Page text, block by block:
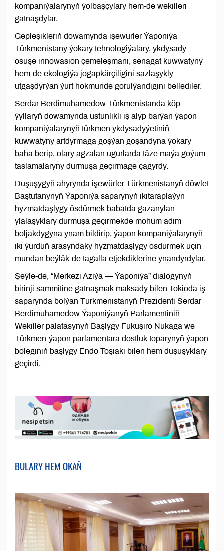
kompaniýalarynyň ýolbaşçylary hem-de wekilleri
gatnaşdylar.
Gepleşikleriň dowamynda işewürler Ýaponiýa
Türkmenistany ýokary tehnologiýalary, ykdysady
ösüşe innowasion çemeleşmäni, senagat kuwwatyny
hem-de ekologiýa jogapkärçiligini sazlaşykly
utgaşdyrýan ýurt hökmünde görülýändigini bellediler.
Serdar Berdimuhamedow Türkmenistanda köp
ýyllaryň dowamynda üstünlikli iş alyp barýan ýapon
kompaniýalarynyň türkmen ykdysadyýetiniň
kuwwatyny artdyrmaga goşýan goşandyna ýokary
baha berip, olary agzalan ugurlarda täze maýa goýum
taslamalaryny durmuşa geçirmäge çagyrdy.
Duşuşygyň ahyrynda işewürler Türkmenistanyň döwlet
Baştutanynyň Ýaponiýa saparynyň ikitaraplaýyn
hyzmatdaşlygy ösdürmek babatda gazanylan
ylalaşyklary durmuşa geçirmekde möhüm ädim
boljakdygyna ynam bildirip, ýapon kompaniýalarynyň
iki ýurduň arasyndaky hyzmatdaşlygy ösdürmek üçin
mundan beýläk-de tagalla etjekdiklerine ynandyrdylar.
Şeýle-de, “Merkezi Aziýa — Ýaponiýa” dialogynyň
birinji sammitine gatnaşmak maksady bilen Tokioda iş
saparynda bolýan Türkmenistanyň Prezidenti Serdar
Berdimuhamedow Ýaponiýanyň Parlamentiniň
Wekiller palatasynyň Başlygy Fukuşiro Nukaga we
Türkmen-ýapon parlamentara dostluk toparynyň ýapon
böleginiň başlygy Endo Toşiaki bilen hem duşuşyklary
geçirdi.
BULARY HEM OKAŇ